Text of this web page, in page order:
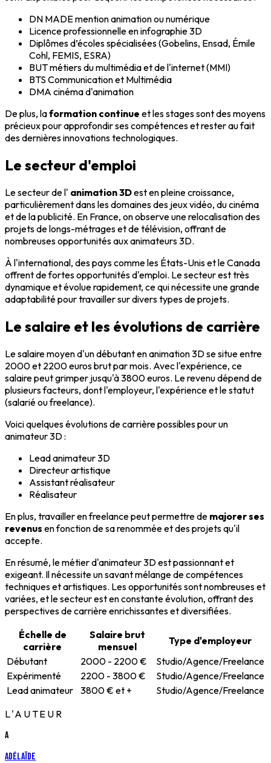
DN MADE mention animation ou numérique
Licence professionnelle en infographie 3D
Diplômes d’écoles spécialisées (Gobelins, Ensad, Émile
Cohl, FEMIS, ESRA)
BUT métiers du multimédia et de l'internet (MMI)
BTS Communication et Multimédia
DMA cinéma d'animation
De plus, laformation continue et les stages sont des moyens
précieux pour approfondir ses compétences et rester au fait
des dernières innovations technologiques.
Le secteur d'emploi
Le secteur de l' animation 3Dest en pleine croissance,
particulièrement dans les domaines des jeux vidéo, du cinéma
et de la publicité. En France, on observe une relocalisation des
projets de longs-métrages et de télévision, offrant de
nombreuses opportunités aux animateurs 3D.
À l'international, des pays comme les États-Unis et le Canada
offrent de fortes opportunités d'emploi. Le secteur est très
dynamique et évolue rapidement, ce qui nécessite une grande
adaptabilité pour travailler sur divers types de projets.
Le salaire et les évolutions de carrière
Le salaire moyen d'un débutant en animation 3D se situe entre
2000 et 2200 euros brut par mois. Avec l'expérience, ce
salaire peut grimper jusqu'à 3800 euros. Le revenu dépend de
plusieurs facteurs, dont l'employeur, l'expérience et le statut
(salarié ou freelance).
Voici quelques évolutions de carrière possibles pour un
animateur 3D :
Lead animateur 3D
Directeur artistique
Assistant réalisateur
Réalisateur
En plus, travailler en freelance peut permettre de majorer ses
revenus en fonction de sa renommée et des projets qu'il
accepte.
En résumé, le métier d'animateur 3D est passionnant et
exigeant. Il nécessite un savant mélange de compétences
techniques et artistiques. Les opportunités sont nombreuses et
variées, et le secteur est en constante évolution, offrant des
perspectives de carrière enrichissantes et diversifiées.
Échelle de
carrière
Salaire brut
mensuel
Type d'employeur
Débutant
2000 - 2200 €
Studio/Agence/Freelance
Expérimenté
2200 - 3800 €
Studio/Agence/Freelance
Lead animateur 3800 € et +
Studio/Agence/Freelance
L'AUTEUR
A
Adélaïde